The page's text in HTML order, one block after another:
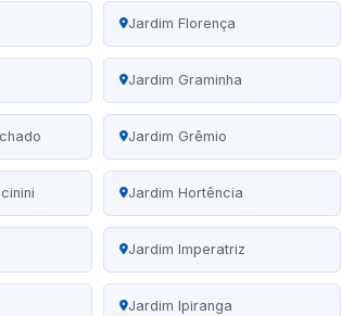
Jardim Florença
Jardim Graminha
Jardim Grêmio
Jardim Hortência
Jardim Imperatriz
Jardim Ipiranga